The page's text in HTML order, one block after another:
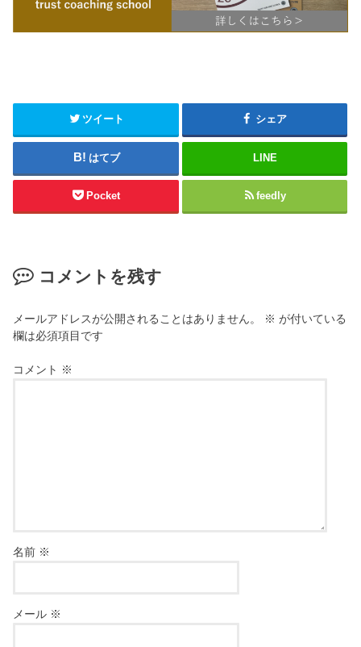
ツイート シェア
はてブ LINE
Pocket feedly
コメントを残す
メールアドレスが公開されることはありません。 ※ が付いている
欄は必須項目です
コメント ※
名前 ※
メール ※